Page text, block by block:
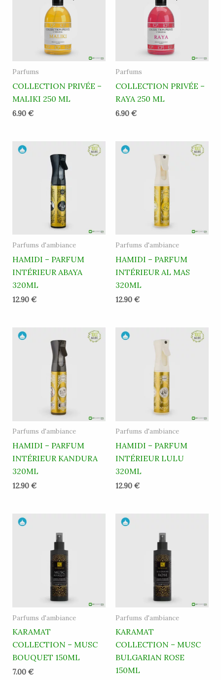
Parfums
COLLECTION PRIVÉE –
MALIKI 250 ML
6.90 €
Parfums
COLLECTION PRIVÉE –
RAYA 250 ML
6.90 €
Parfums d'ambiance
HAMIDI – PARFUM
INTÉRIEUR ABAYA
320ML
12.90 €
Parfums d'ambiance
HAMIDI – PARFUM
INTÉRIEUR AL MAS
320ML
12.90 €
Parfums d'ambiance
HAMIDI – PARFUM
INTÉRIEUR KANDURA
320ML
12.90 €
Parfums d'ambiance
HAMIDI – PARFUM
INTÉRIEUR LULU
320ML
12.90 €
Parfums d'ambiance
KARAMAT
COLLECTION – MUSC
BOUQUET 150ML
7.00 €
Parfums d'ambiance
KARAMAT
COLLECTION – MUSC
BULGARIAN ROSE
150ML